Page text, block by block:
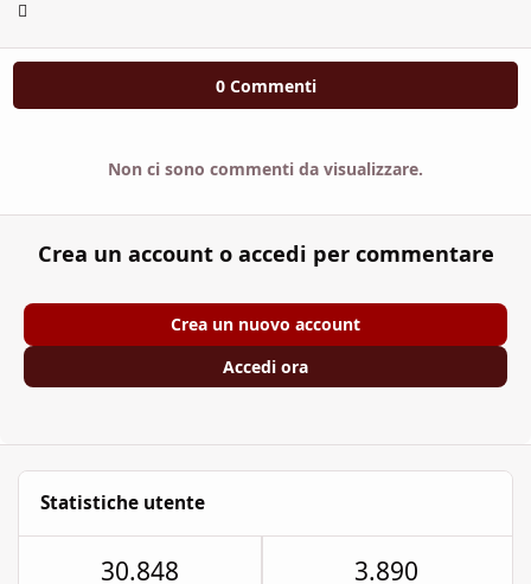
0 Commenti
Non ci sono commenti da visualizzare.
Crea un account o accedi per commentare
Crea un nuovo account
Accedi ora
Statistiche utente
30.848 3.890